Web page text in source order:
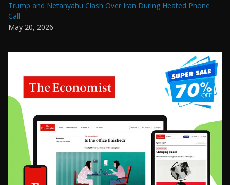
Trump and Netanyahu Clash Over Iran During Heated Phone
Call
May 20, 2026